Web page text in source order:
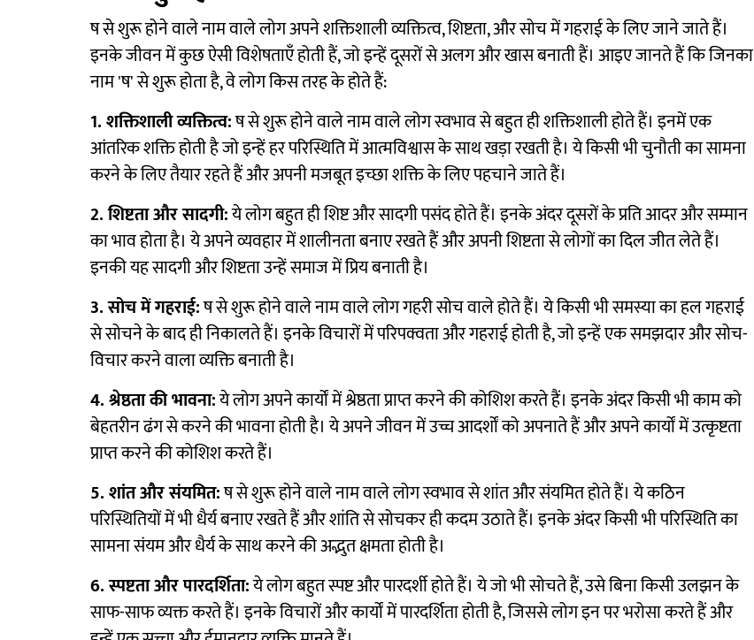
ष से शुरू होने वाले नाम वाले लोग अपने शक्तिशाली व्यक्तित्व, शिष्टता, और सोच में गहराई के लिए जाने जाते हैं।
इनके जीवन में कुछ ऐसी विशेषताएँ होती हैं, जो इन्हें दूसरों से अलग और खास बनाती हैं। आइए जानते हैं कि जिनका
नाम 'ष' से शुरू होता है, वे लोग किस तरह के होते हैं:
1. शक्तिशाली व्यक्तित्व:ष से शुरू होने वाले नाम वाले लोग स्वभाव से बहुत ही शक्तिशाली होते हैं। इनमें एक
आंतरिक शक्ति होती है जो इन्हें हर परिस्थिति में आत्मविश्वास के साथ खड़ा रखती है। ये किसी भी चुनौती का सामना
करने के लिए तैयार रहते हैं और अपनी मजबूत इच्छा शक्ति के लिए पहचाने जाते हैं।
2. शिष्टता और सादगी:ये लोग बहुत ही शिष्ट और सादगी पसंद होते हैं। इनके अंदर दूसरों के प्रति आदर और सम्मान
का भाव होता है। ये अपने व्यवहार में शालीनता बनाए रखते हैं और अपनी शिष्टता से लोगों का दिल जीत लेते हैं।
इनकी यह सादगी और शिष्टता उन्हें समाज में प्रिय बनाती है।
3. सोच में गहराई:ष से शुरू होने वाले नाम वाले लोग गहरी सोच वाले होते हैं। ये किसी भी समस्या का हल गहराई
से सोचने के बाद ही निकालते हैं। इनके विचारों में परिपक्वता और गहराई होती है, जो इन्हें एक समझदार और सोच-
विचार करने वाला व्यक्ति बनाती है।
4. श्रेष्ठता की भावना:ये लोग अपने कार्यों में श्रेष्ठता प्राप्त करने की कोशिश करते हैं। इनके अंदर किसी भी काम को
बेहतरीन ढंग से करने की भावना होती है। ये अपने जीवन में उच्च आदर्शों को अपनाते हैं और अपने कार्यों में उत्कृष्टता
प्राप्त करने की कोशिश करते हैं।
5. शांत और संयमित:ष से शुरू होने वाले नाम वाले लोग स्वभाव से शांत और संयमित होते हैं। ये कठिन
परिस्थितियों में भी धैर्य बनाए रखते हैं और शांति से सोचकर ही कदम उठाते हैं। इनके अंदर किसी भी परिस्थिति का
सामना संयम और धैर्य के साथ करने की अद्भुत क्षमता होती है।
6. स्पष्टता और पारदर्शिता:ये लोग बहुत स्पष्ट और पारदर्शी होते हैं। ये जो भी सोचते हैं, उसे बिना किसी उलझन के
साफ-साफ व्यक्त करते हैं। इनके विचारों और कार्यों में पारदर्शिता होती है, जिससे लोग इन पर भरोसा करते हैं और